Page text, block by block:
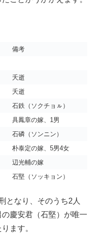
備考
夭逝
夭逝
石鉄（ソクチョㇽ）
具鳳章の嫁、1男
石磷（ソンニン）
朴泰定の嫁、5男4女
辺光輔の嫁
石堅（ソッキョン）
となり、そのうち2人
慶安君（石堅）が唯一
ます。